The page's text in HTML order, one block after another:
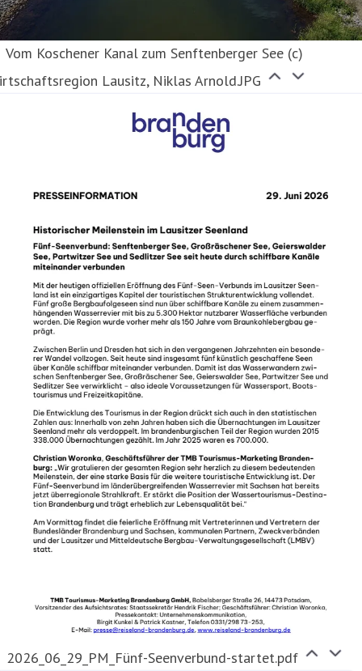
Vom Koschener Kanal zum Senftenberger See (c)
Lausitz, Niklas Arnold.JPG
2026_06_29_PM_Fünf-Seenverbund-startet.pdf